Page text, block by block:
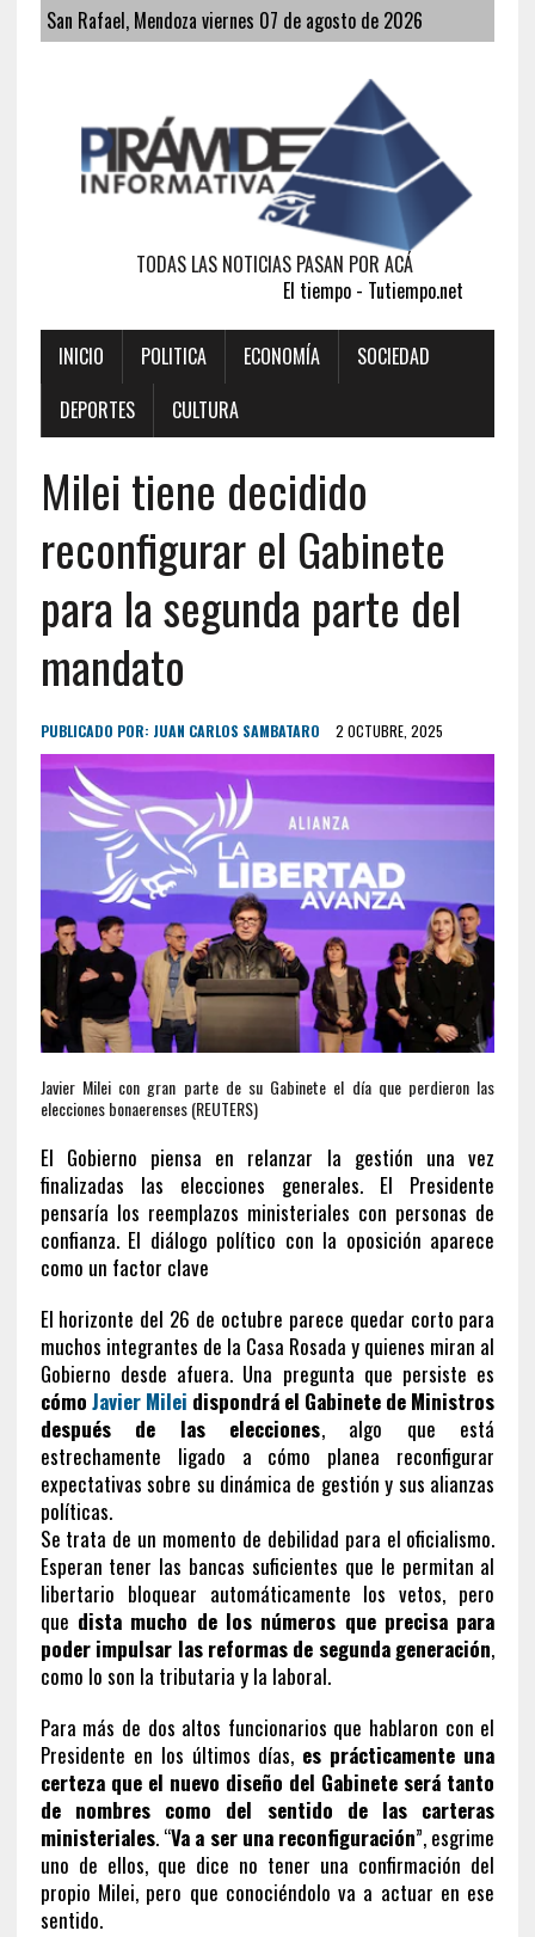
San Rafael, Mendoza viernes 07 de agosto de 2026
TODAS LAS NOTICIAS PASAN POR ACÁ
El tiempo - Tutiempo.net
INICIO POLITICA ECONOMÍA
SOCIEDAD
DEPORTES
CULTURA
Milei tiene decidido
reconfigurar el Gabinete
para la segunda parte del
mandato
PUBLICADO POR: JUAN CARLOS SAMBATARO 2 OCTUBRE, 2025
Javier Milei con gran parte de su Gabinete el día que perdieron las
elecciones bonaerenses (REUTERS)
El Gobierno piensa en relanzar la gestión una vez
finalizadas las elecciones generales. El Presidente
pensaría los reemplazos ministeriales con personas de
confianza. El diálogo político con la oposición aparece
como un factor clave
El horizonte del 26 de octubre parece quedar corto para
muchos integrantes de la Casa Rosada y quienes miran al
Gobierno desde afuera. Una pregunta que persiste es
cómo Javier Milei dispondrá el Gabinete de Ministros
después de las elecciones, algo que está
estrechamente ligado a cómo planea reconfigurar
expectativas sobre su dinámica de gestión y sus alianzas
políticas.
Se trata de un momento de debilidad para el oficialismo.
Esperan tener las bancas suficientes que le permitan al
libertario bloquear automáticamente los vetos, pero
que dista mucho de los números que precisa para
poder impulsar las reformas de segunda generación,
como lo son la tributaria y la laboral.
Para más de dos altos funcionarios que hablaron con el
Presidente en los últimos días, es prácticamente una
certeza que el nuevo diseño del Gabinete será tanto
de nombres como del sentido de las carteras
ministeriales. “Va a ser una reconfiguración”, esgrime
uno de ellos, que dice no tener una confirmación del
propio Milei, pero que conociéndolo va a actuar en ese
sentido.